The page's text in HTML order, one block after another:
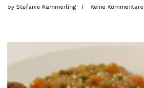
by Stefanie Kämmerling Keine Kommentare